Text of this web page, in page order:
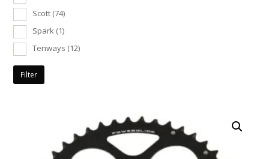
Scott (74)
Spark (1)
Tenways (12)
Filter